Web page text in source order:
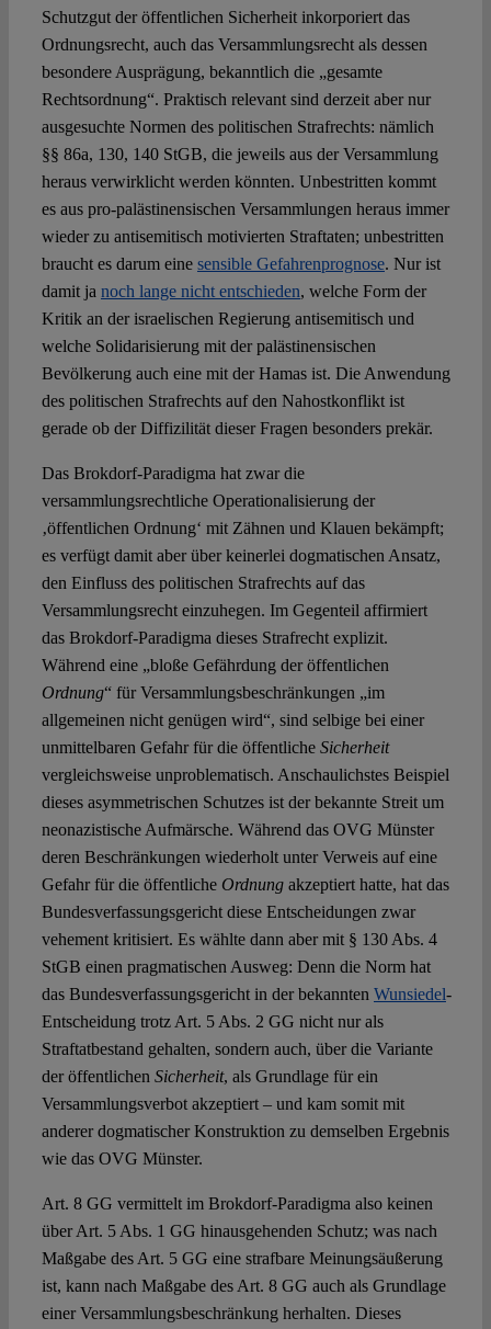
Schutzgut der öffentlichen Sicherheit inkorporiert das
Ordnungsrecht, auch das Versammlungsrecht als dessen
besondere Ausprägung, bekanntlich die „gesamte
Rechtsordnung“. Praktisch relevant sind derzeit aber nur
ausgesuchte Normen des politischen Strafrechts: nämlich
§§ 86a, 130, 140 StGB, die jeweils aus der Versammlung
heraus verwirklicht werden könnten. Unbestritten kommt
es aus pro-palästinensischen Versammlungen heraus immer
wieder zu antisemitisch motivierten Straftaten; unbestritten
braucht es darum eine sensible Gefahrenprognose. Nur ist
damit ja noch lange nicht entschieden, welche Form der
Kritik an der israelischen Regierung antisemitisch und
welche Solidarisierung mit der palästinensischen
Bevölkerung auch eine mit der Hamas ist. Die Anwendung
des politischen Strafrechts auf den Nahostkonflikt ist
gerade ob der Diffizilität dieser Fragen besonders prekär.
Das Brokdorf-Paradigma hat zwar die
versammlungsrechtliche Operationalisierung der
‚öffentlichen Ordnung‘ mit Zähnen und Klauen bekämpft;
es verfügt damit aber über keinerlei dogmatischen Ansatz,
den Einfluss des politischen Strafrechts auf das
Versammlungsrecht einzuhegen. Im Gegenteil affirmiert
das Brokdorf-Paradigma dieses Strafrecht explizit.
Während eine „bloße Gefährdung der öffentlichen
Ordnung“ für Versammlungsbeschränkungen „im
allgemeinen nicht genügen wird“, sind selbige bei einer
unmittelbaren Gefahr für die öffentliche Sicherheit
vergleichsweise unproblematisch. Anschaulichstes Beispiel
dieses asymmetrischen Schutzes ist der bekannte Streit um
neonazistische Aufmärsche. Während das OVG Münster
deren Beschränkungen wiederholt unter Verweis auf eine
Gefahr für die öffentliche Ordnung akzeptiert hatte, hat das
Bundesverfassungsgericht diese Entscheidungen zwar
vehement kritisiert. Es wählte dann aber mit § 130 Abs. 4
StGB einen pragmatischen Ausweg: Denn die Norm hat
das Bundesverfassungsgericht in der bekannten Wunsiedel-
Entscheidung trotz Art. 5 Abs. 2 GG nicht nur als
Straftatbestand gehalten, sondern auch, über die Variante
der öffentlichen Sicherheit, als Grundlage für ein
Versammlungsverbot akzeptiert – und kam somit mit
anderer dogmatischer Konstruktion zu demselben Ergebnis
wie das OVG Münster.
Art. 8 GG vermittelt im Brokdorf-Paradigma also keinen
über Art. 5 Abs. 1 GG hinausgehenden Schutz; was nach
Maßgabe des Art. 5 GG eine strafbare Meinungsäußerung
ist, kann nach Maßgabe des Art. 8 GG auch als Grundlage
einer Versammlungsbeschränkung herhalten. Dieses